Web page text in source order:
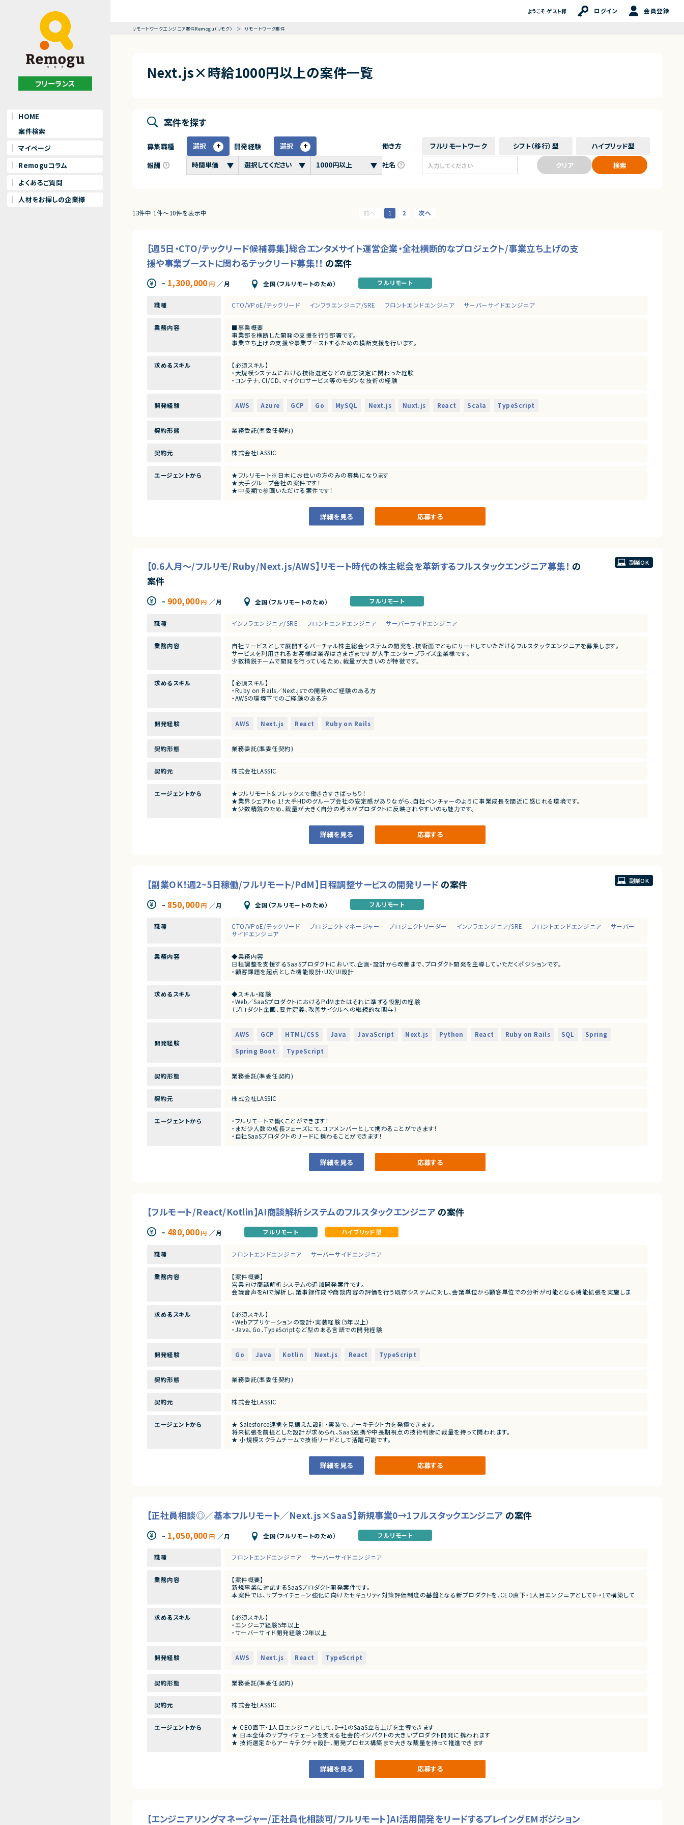
フリーランス
HOME
案件検索
マイページ
Remoguコラム
よくあるご質問
人材をお探しの企業様
ようこそ ゲスト様 ログイン 会員登録
リモートワークエンジニア案件Remogu（リモグ） リモートワーク案件
Next.js×時給1000円以上の案件一覧
案件を探す
募集職種 選択 開発経験
選択
報酬
働き方 フルリモートワーク シフト（移行） 型 ハイブリッド型
社名
クリア 検索
13件中 1件〜10件を表示中 1 2
【週5日・CTO/テックリード候補募集】総合エンタメサイト運営企業・全社横断的なプロジェクト/事業立ち上げの支
援や事業ブーストに関わるテックリード募集！！ の案件
~ 1,300,000 円 ／月 全国（フルリモートのため） フルリモート
職種 CTO/VPoE/テックリード インフラエンジニア/SRE フロントエンドエンジニア サーバーサイドエンジニア
業務内容
■事業概要
事業部を横断した開発の支援を行う部署です。
事業立ち上げの支援や事業ブーストするための横断支援を行います。
今回は開発支援のプロジェクトの増加に基づき、開発業務から開発支援を行っていただくフルスタックエンジニアを募集します！
■募集背景
とができるリーダーシップを持った、CTOやテックリード等の経験を持った仲間を強く求めています。
あらゆる事業部や横断的な企画を推進する部門と連携しています。
新規開発の立ち上げや横断的にプロジェクトを見ることができるので、様々なプロジェクトに関わることができます。
・全社横断のプロジェクトや新規事業の立ち上げを事業計画フェーズから支援
・アーキテクチャレビューや技術的課題の解決といった事業部支援
・開発組織の課題解決、エンジニアの育成、採用支援
■ポジションの魅力
テックリード室として全社を俯瞰して施策を考えるだけでなく、主担当となる事業においては事業部の開発チームと共に事業に深くコミットしていただ
くので、俯瞰と詳細、複数の視点を持って大きな課題に取り組む力を身につけられる環境です。
※あらかじめご理解の上、ご応募をお願いいたします
求めるスキル
【必須スキル】
・大規模システムにおける技術選定などの意志決定に関わった経験
・コンテナ、CI/CD、マイクロサービス等のモダンな技術の経験
・Next.js
・Terraform
・MySQL
・GCP, AWS
・大規模サービスの開発に携わったことがある
・CTO、テックリードとして開発組織をリードしてきた経験
・Next.jsの実務経験
・Goの実務経験
・MySQL（Spannerも含む）の実務経験
・フロントエンドのテストを書いたことがある
開発経験 AWS Azure GCP Go MySQL Next.js Nuxt.js React Scala TypeScript
契約形態 業務委託(準委任契約)
契約元 株式会社LASSIC
エージェントから
★フルリモート※日本にお住いの方のみの募集になります
★大手グループ会社の案件です！
★中長期で参画いただける案件です！
★横新規開発の立ち上げや横断的にプロジェクトを見ることができます。
詳細を見る 応募する
【0.6人月～/フルリモ/Ruby/Next.js/AWS】リモート時代の株主総会を革新するフルスタックエンジニア募集！ の
案件
~ 900,000円 ／月 全国（フルリモートのため） フルリモート
副業OK
職種 インフラエンジニア/SRE フロントエンドエンジニア サーバーサイドエンジニア
業務内容
自社サービスとして展開するバーチャル株主総会システムの開発を、技術面でともにリードしていただけるフルスタックエンジニアを募集します。
サービスを利用されるお客様は業界はさまざまですが大手エンタープライズ企業様です。
少数精鋭チームで開発を行っているため、裁量が大きいのが特徴です。
・エンハンスや新規機能開発（Ruby on RailsとNext.jsを使用してフルスタックに開発）
・インフラ環境の構築（AWS）
・冗長化や高速化、監視の強化
・定例MTGへの参加
※チケットはやりたいことベースで書かれており、定例MTGで割り振っていく
※サーバーサイドとフロントエンドの割合は半々です。
求めるスキル
【必須スキル】
・Ruby on Rails／Next.jsでの開発のご経験のある方
・AWSの環境下でのご経験のある方
【あると望ましいスキル・経験】
・Ruby on Rails／Laravel／Next.jsでの開発のご経験のある方
・リモート環境化下で働いたご経験のある方
・裁量権を持って0→1や1→10の開発をしたい方。
・新しい技術も積極的に取り入れるマインドを持っている方。
開発経験 AWS Next.js React Ruby on Rails
契約形態 業務委託(準委任契約)
契約元 株式会社LASSIC
エージェントから
★フルリモート＆フレックスで働きさすさばっちり！
★業界シェアNo.1！大手HDのグループ会社の安定感がありながら、自社ベンチャーのように事業成長を間近に感じれる環境です。
★少数精鋭のため、裁量が大きく自分の考えがプロダクトに反映されやすいのも魅力です。
詳細を見る 応募する
【副業OK！週2~5日稼働/フルリモート/PdM】日程調整サービスの開発リード の案件
~ 850,000円 ／月 全国（フルリモートのため） フルリモート
副業OK
職種 CTO/VPoE/テックリード プロジェクトマネージャー プロジェクトリーダー インフラエンジニア/SRE フロントエンドエンジニア
サーバー
サイドエンジニア
業務内容
◆業務内容
日程調整を支援するSaaSプロダクトにおいて、企画・設計から改善まで、プロダクト開発を主導していただくポジションです。
・顧客課題を起点とした機能設計・UX/UI設計
・障害対応や運用面の改善を含むプロダクト品質の担保
・上記に付随する、経営・顧客・開発をつなぐ横断的な役割
本サービスは、まさにその可能性を持つプロダクトであり、さらにその中心メンバーとして関われるフェーズは、まだ組織がコンパクトな「今」だけです。
自らの判断やアウトプットでプロダクトと事業を前進させ、社会に価値ある仕組みを残したい方のチャレンジを歓迎します。
◆募集背景
◆会社・事業について
創業以来、外部資本に依存せず、継続的な売上成長と黒字経営を実現しています。
提供しているサービスは、機能性やユーザー体験の評価が高く、国内のみならず海外からも注目され、グローバルに利用が拡大しています。
◆プロダクトの特長
独自技術・特許を活用した他社にはない機能群
明確な差別化による高い市場競争力
大手企業から成長企業まで、幅広い業種での導入実績（数万社規模）
プロダクトとしての評価と実績がすでに確立されており、今後のスケールにおいても大きな成長余地を持っています。
求めるスキル
◆スキル・経験
・Web／SaaSプロダクトにおけるPdMまたはそれに準ずる役割の経験
（プロダクト企画、要件定義、改善サイクルへの継続的な関与）
・開発優先度の設計・ロードマップ策定の経験
・エンジニアと円滑にコミュニケーションできる技術理解
・関係者（営業・CS・経営層）と連携しながらプロダクトを推進した経験
・障害対応・運用改善など、プロダクト品質に責任を持った経験
開発経験
AWS GCP HTML/CSS Java JavaScript Next.js Python React Ruby on Rails SQL Spring
Spring Boot TypeScript
契約形態 業務委託(準委任契約)
契約元 株式会社LASSIC
エージェントから
・フルリモートで働くことができます！
・まだ少人数の成長フェーズにて、コアメンバーとして携わることができます！
・自社SaaSプロダクトのリードに携わることができます！
詳細を見る 応募する
【フルモート/React/Kotlin】AI商談解析システムのフルスタックエンジニア の案件
~ 480,000円 ／月 フルリモート ハイブリッド型
職種 フロントエンドエンジニア サーバーサイドエンジニア
業務内容
【案件概要】
営業向け商談解析システムの追加開発案件です。
会議音声をAIで解析し、議事録作成や商談内容の評価を行う既存システムに対し、会議単位から顧客単位での分析が可能となる機能拡張を実施しま
【業務内容】
・会議音声解析AIを用いた商談解析システムの追加開発・改修
・要件定義〜テストまで一貫した開発対応
・小規模チームにおける技術リード、コードレビュー
求めるスキル
【必須スキル】
・Webアプリケーションの設計・実装経験（5年以上）
・Java、Go、TypeScriptなど型のある言語での開発経験
・設計〜テストまでを1人称で完遂できる開発スキル
・小規模チームでの技術リード・コードレビュー経験
【尚可スキル】
・TDD、DDDなど品質を重視した開発手法への理解・関心
・LLM / 生成AIを組み込んだプロダクトのPoC・開発経験
・Salesforce等、外部SaaS API連携の設計・実装経験
【求める人物像】
・技術を通じて質の高いプロダクトづくりを追求できる方
・新しい技術や開発手法に対して主体的にキャッチアップできる方
・チーム開発において周囲と協調しながらリードできる方
開発経験 Go Java Kotlin Next.js React TypeScript
契約形態 業務委託(準委任契約)
契約元 株式会社LASSIC
エージェントから
★ Salesforce連携を見据えた設計・実装で、アーキテクト力を発揮できます。
将来拡張を前提とした設計が求められ、SaaS連携や中長期視点の技術判断に裁量を持って関われます。
★ 小規模スクラムチームで技術リードとして活躍可能です。
詳細を見る 応募する
【正社員相談◎／基本フルリモート／Next.js×SaaS】新規事業0→1フルスタックエンジニア の案件
~ 1,050,000 円 ／月 全国（フルリモートのため） フルリモート
職種 フロントエンドエンジニア サーバーサイドエンジニア
業務内容
【案件概要】
新規事業に対応するSaaSプロダクト開発案件です。
本案件では、サプライチェーン強化に向けたセキュリティ対策評価制度の基盤となる新プロダクトを、CEO直下・1人目エンジニアとして0→1で構築して
【業務内容】
■短期（参画直後）
・技術選定、開発・運用プロセスの構築
・経営陣・顧客と連携した要件定義、ロードマップ策定
■中長期
・大規模開発・他サービス連携に向けた技術的リード
・チームリーダーとしての開発推進
求めるスキル
【必須スキル】
・エンジニア経験5年以上
・サーバーサイド開発経験：2年以上
（監視、バックアップ、障害対応、セキュリティ要件考慮）
・静的型付け言語での開発経験：2年以上
・「何を・なぜ作るのか」を自ら定義した経験
・アジャイル開発、要件定義、PdM／PjM的な関与経験
・技術選定、開発・運用プロセス設計の経験
・AIコーディングの実務利用経験
【歓迎スキル】
・新規事業／プロダクト立ち上げ経験
・Next.js／React／TypeScriptの実務経験
・AWSインフラ構築・運用経験
・開発組織の立ち上げ・拡大経験
・事業・チーム成長への強いコミット意欲
開発経験 AWS Next.js React TypeScript
契約形態 業務委託(準委任契約)
契約元 株式会社LASSIC
エージェントから
★ CEO直下・1人目エンジニアとして、0→1のSaaS立ち上げを主導できます
★ 日本全体のサプライチェーンを支える社会的インパクトの大きいプロダクト開発に携われます
★ 技術選定からアーキテクチャ設計、開発プロセス構築まで大きな裁量を持って推進できます
詳細を見る 応募する
【エンジニアリングマネージャー/正社員化相談可/フルリモート】AI活用開発をリードするプレイングEMポジション